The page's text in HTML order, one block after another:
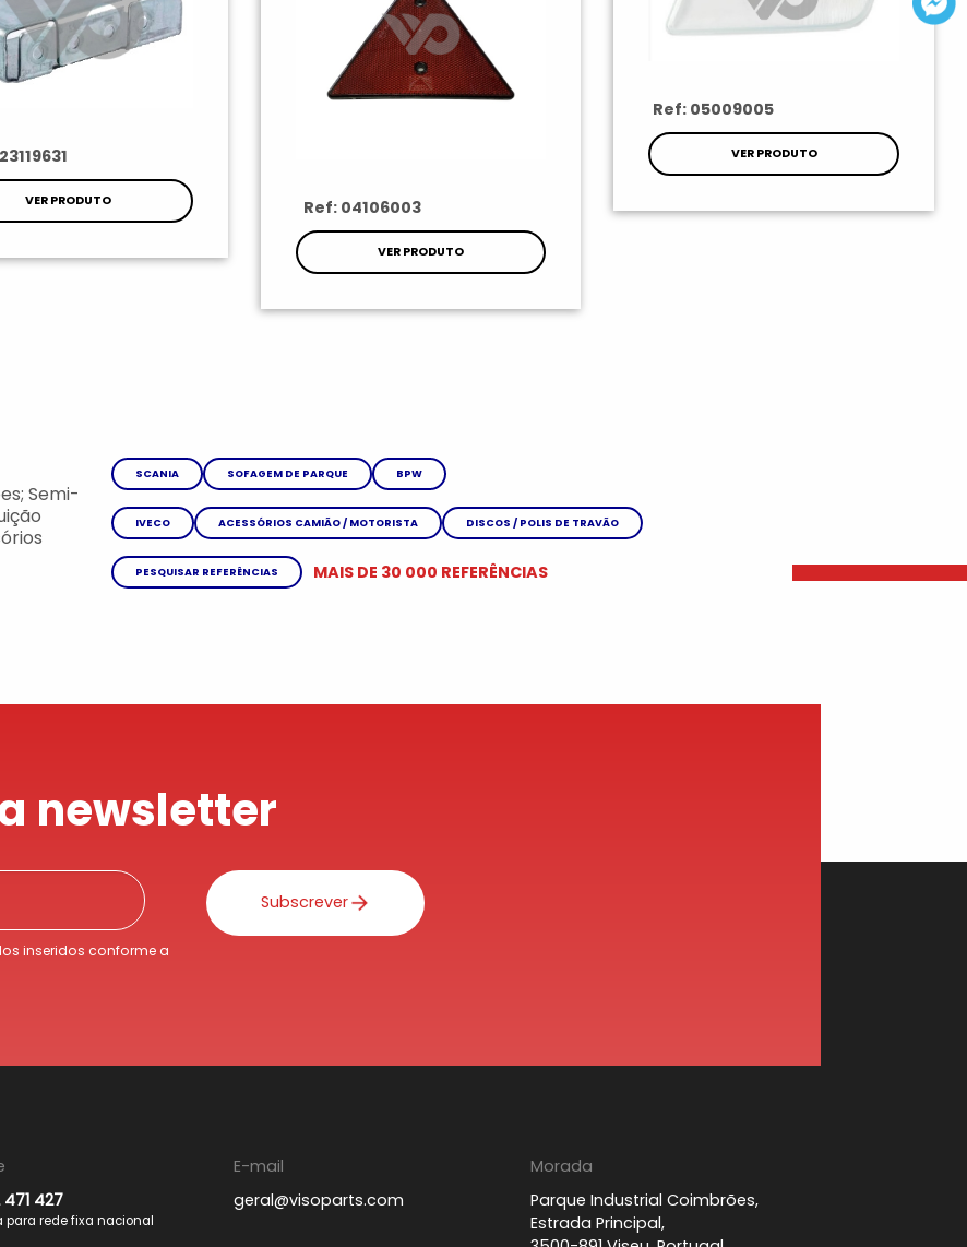
VER PRODUTO Ref: 04106003
VER PRODUTO
Ref: 05009005
VER PRODUTO
Semi-
SCANIA SOFAGEM DE PARQUE BPW
IVECO ACESSÓRIOS CAMIÃO / MOTORISTA DISCOS / POLIS DE TRAVÃO
PESQUISAR REFERÊNCIAS MAIS DE 30 000 REFERÊNCIAS
newsletter
inseridos conforme a
Subscrever
471 427
para rede fixa nacional
E-mail
geral@visoparts.com
Morada
Parque Industrial Coimbrões,
Estrada Principal,